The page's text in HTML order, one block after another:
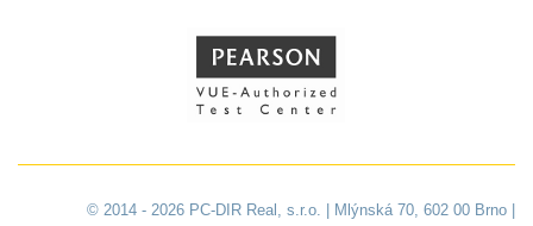
© 2014 - 2026 PC-DIR Real, s.r.o. | Mlýnská 70, 602 00 Brno |